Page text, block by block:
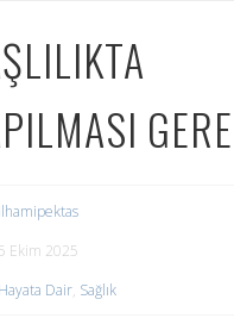
ilhamipektas
5 Ekim 2025
Hayata Dair, Sağlık